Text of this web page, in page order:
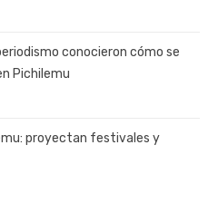
conocieron cómo se
Pichilemu
proyectan festivales y